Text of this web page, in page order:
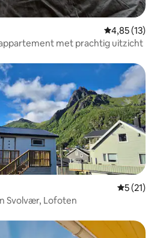
Gemiddelde
4,85 (13)
met prachtig uitzicht
5 (21)
Svolvær, Lofoten